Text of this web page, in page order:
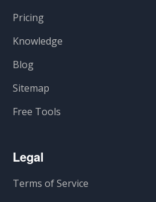
Pricing
Knowledge
Blog
Sitemap
Free Tools
Legal
Terms of Service